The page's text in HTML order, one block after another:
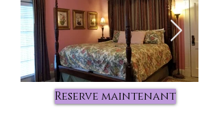
Reserve maintenant